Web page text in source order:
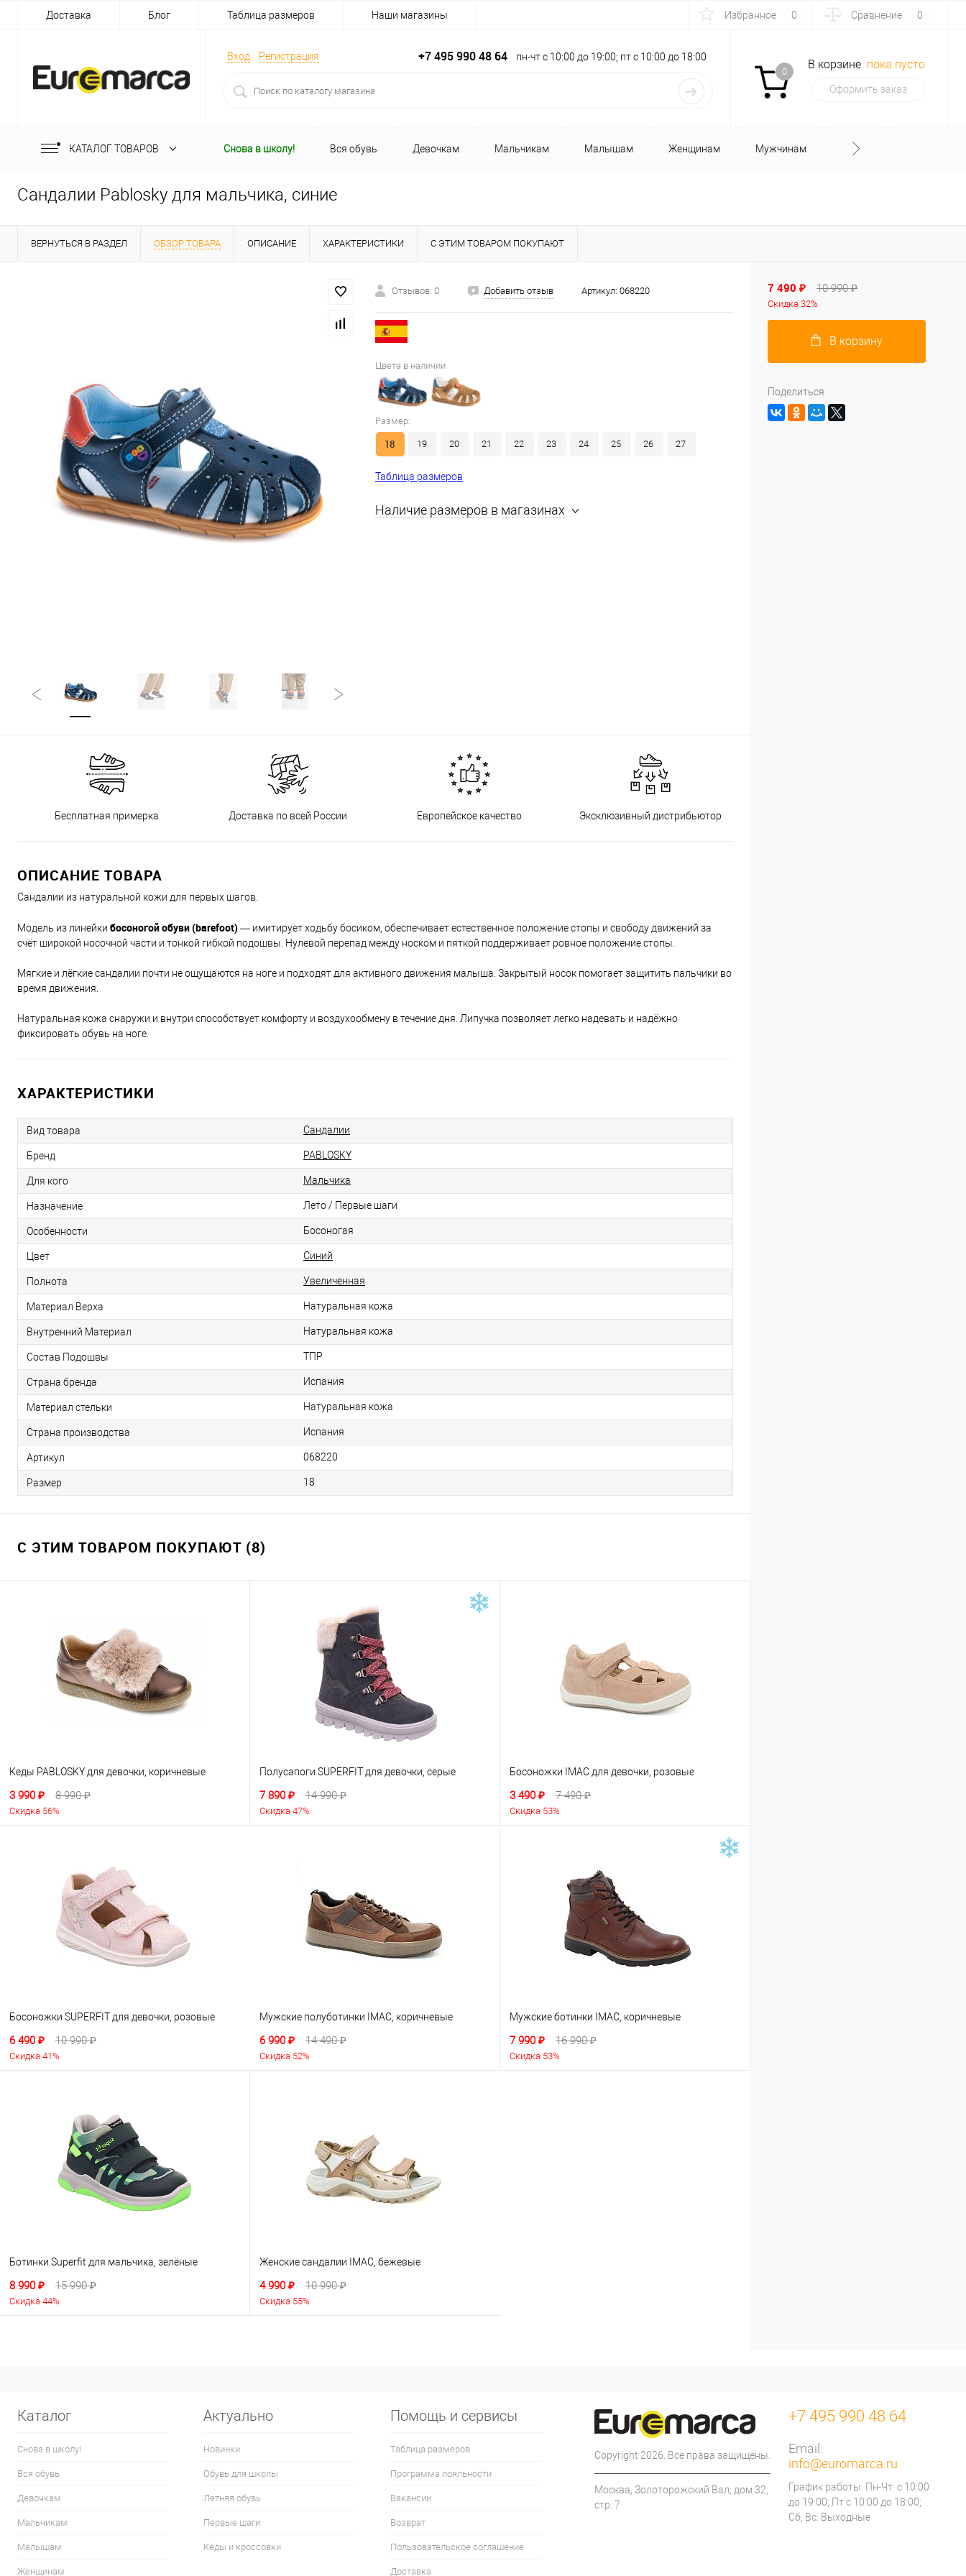
Доставка Блог Таблица размеров Наши магазины Избранное 0 Сравнение 0
Вход Регистрация +7 495 990 48 64 пн-чт с 10:00 до 19:00; пт с 10:00 до 18:00
0
В корзине пока пусто
Оформить заказ
КАТАЛОГ ТОВАРОВ Снова в школу! Вся обувь Девочкам Мальчикам Малышам Женщинам Мужчинам
Сандалии Pablosky для мальчика, синие
ВЕРНУТЬСЯ В РАЗДЕЛ ОБЗОР ТОВАРА ОПИСАНИЕ ХАРАКТЕРИСТИКИ С ЭТИМ ТОВАРОМ ПОКУПАЮТ
Отзывов: 0 Добавить отзыв Артикул: 068220
Цвета в наличии
Размер:
18 19 20 21 22 23 24 25 26 27
Таблица размеров
Наличие размеров в магазинах
Бесплатная примерка Доставка по всей России Европейское качество Эксклюзивный дистрибьютор
ОПИСАНИЕ ТОВАРА
Сандалии из натуральной кожи для первых шагов.
Модель из линейки босоногой обуви (barefoot) — имитирует ходьбу босиком, обеспечивает естественное положение стопы и свободу движений за
счёт широкой носочной части и тонкой гибкой подошвы. Нулевой перепад между носком и пяткой поддерживает ровное положение стопы.
Мягкие и лёгкие сандалии почти не ощущаются на ноге и подходят для активного движения малыша. Закрытый носок помогает защитить пальчики во
время движения.
Натуральная кожа снаружи и внутри способствует комфорту и воздухообмену в течение дня. Липучка позволяет легко надевать и надёжно
фиксировать обувь на ноге.
ХАРАКТЕРИСТИКИ
Вид товара Сандалии
Бренд PABLOSKY
Для кого Мальчика
Назначение Лето / Первые шаги
Особенности Босоногая
Цвет Синий
Полнота Увеличенная
Материал Верха Натуральная кожа
Внутренний Материал Натуральная кожа
Состав Подошвы ТПР
Страна бренда Испания
Материал стельки Натуральная кожа
Страна производства Испания
Артикул 068220
Размер 18
С ЭТИМ ТОВАРОМ ПОКУПАЮТ (8)
Кеды PABLOSKY для девочки, коричневые
3 990 ₽ 8 990 ₽
Скидка 56%
Полусапоги SUPERFIT для девочки, серые
7 890 ₽ 14 990 ₽
Скидка 47%
Босоножки IMAC для девочки, розовые
3 490 ₽ 7 490 ₽
Скидка 53%
Босоножки SUPERFIT для девочки, розовые
6 490 ₽ 10 990 ₽
Скидка 41%
Мужские полуботинки IMAC, коричневые
6 990 ₽ 14 490 ₽
Скидка 52%
Мужские ботинки IMAC, коричневые
7 990 ₽ 16 990 ₽
Скидка 53%
Ботинки Superfit для мальчика, зелёные
8 990 ₽ 15 990 ₽
Скидка 44%
Женские сандалии IMAC, бежевые
4 990 ₽ 10 990 ₽
Скидка 55%
7 490 ₽ 10 990 ₽
Скидка 32%
В корзину
Поделиться
Каталог
Снова в школу!
Вся обувь
Девочкам
Мальчикам
Малышам
Женщинам
Актуально
Новинки
Обувь для школы
Летняя обувь
Первые шаги
Кеды и кроссовки
Помощь и сервисы
Таблица размеров
Программа лояльности
Вакансии
Возврат
Пользовательское соглашение
Доставка
Copyright 2026. Все права защищены.
Москва, Золоторожский Вал, дом 32,
стр. 7
+7 495 990 48 64
Email:
info@euromarca.ru
График работы: Пн-Чт: с 10:00
до 19:00; Пт с 10:00 до 18:00;
Сб, Вс: Выходные